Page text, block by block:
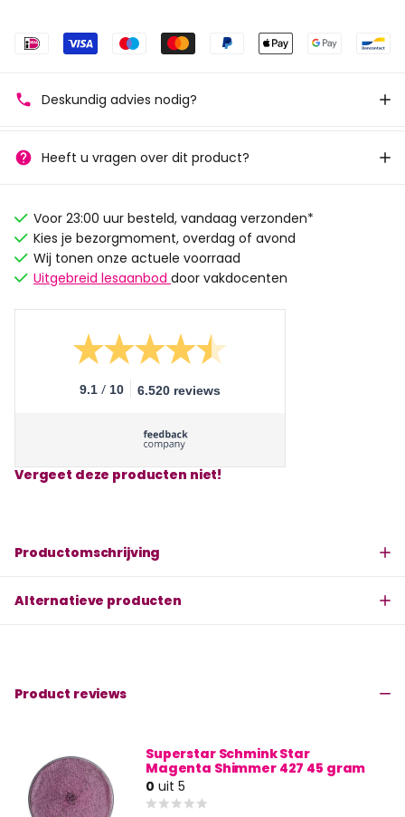
Deskundig advies nodig?
Heeft u vragen over dit product?
Voor 23:00 uur besteld, vandaag verzonden*
Kies je bezorgmoment, overdag of avond
Wij tonen onze actuele voorraad
Uitgebreid lesaanbod door vakdocenten
9.1 / 10 6.520 reviews
Vergeet deze producten niet!
Productomschrijving
Alternatieve producten
Product reviews
Superstar Schmink Star
Magenta Shimmer 427 45 gram
0 uit 5